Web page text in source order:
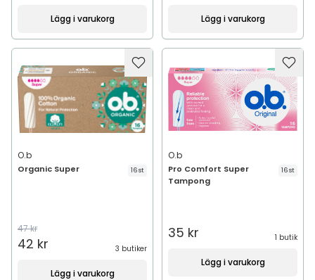
Lägg i varukorg Lägg i varukorg
O.b
Organic Super 16 st
47 kr
42 kr 3 butiker
Lägg i varukorg
O.b
Pro Comfort Super
Tampong
16 st
35 kr 1 butik
Lägg i varukorg